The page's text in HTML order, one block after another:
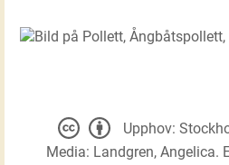
Upphov:
Media: Landgren, Angelica.